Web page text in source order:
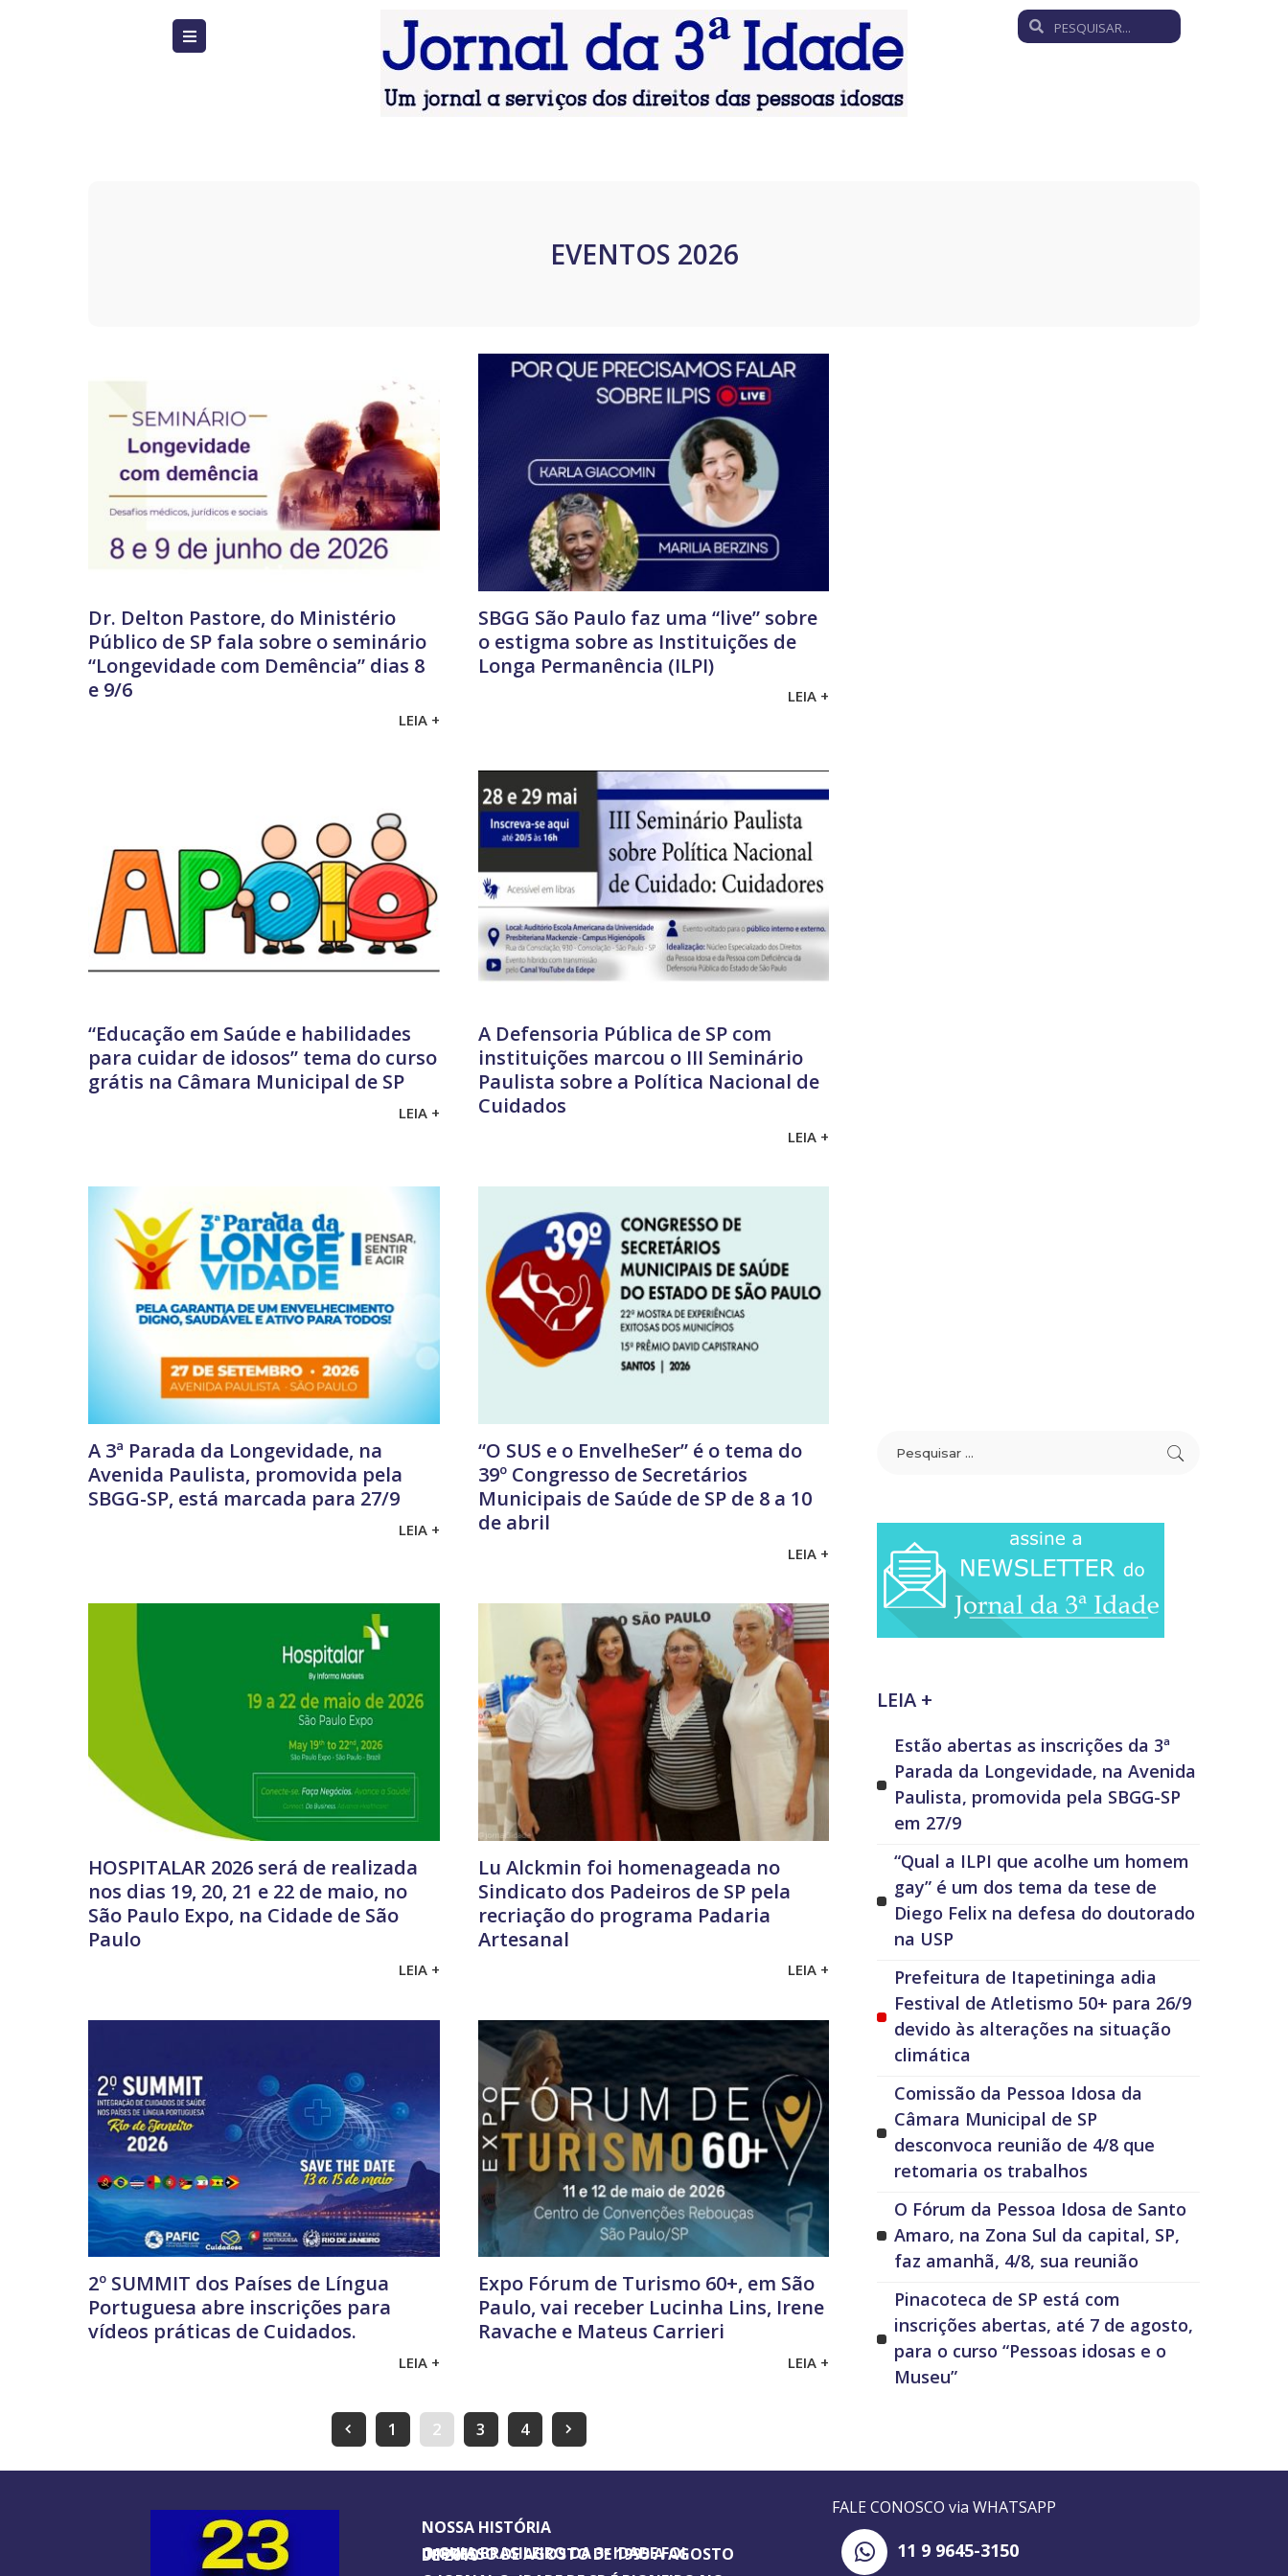
EVENTOS 2026
Dr. Delton Pastore, do Ministério
Público de SP fala sobre o seminário
“Longevidade com Demência” dias 8
e 9/6
LEIA +
SBGG São Paulo faz uma “live” sobre
o estigma sobre as Instituições de
Longa Permanência (ILPI)
LEIA +
“Educação em Saúde e habilidades
para cuidar de idosos” tema do curso
grátis na Câmara Municipal de SP
LEIA +
A Defensoria Pública de SP com
instituições marcou o III Seminário
Paulista sobre a Política Nacional de
Cuidados
LEIA +
A 3ª Parada da Longevidade, na
Avenida Paulista, promovida pela
SBGG-SP, está marcada para 27/9
LEIA +
“O SUS e o EnvelheSer” é o tema do
39º Congresso de Secretários
Municipais de Saúde de SP de 8 a 10
de abril
LEIA +
HOSPITALAR 2026 será de realizada
nos dias 19, 20, 21 e 22 de maio, no
São Paulo Expo, na Cidade de São
Paulo
LEIA +
Lu Alckmin foi homenageada no
Sindicato dos Padeiros de SP pela
recriação do programa Padaria
Artesanal
LEIA +
2º SUMMIT dos Países de Língua
Portuguesa abre inscrições para
vídeos práticas de Cuidados.
LEIA +
Expo Fórum de Turismo 60+, em São
Paulo, vai receber Lucinha Lins, Irene
Ravache e Mateus Carrieri
LEIA +
1 2 3 4
LEIA +
Estão abertas as inscrições da 3ª
Parada da Longevidade, na Avenida
Paulista, promovida pela SBGG-SP
em 27/9
“Qual a ILPI que acolhe um homem
gay” é um dos tema da tese de
Diego Felix na defesa do doutorado
na USP
Prefeitura de Itapetininga adia
Festival de Atletismo 50+ para 26/9
devido às alterações na situação
climática
Comissão da Pessoa Idosa da
Câmara Municipal de SP
desconvoca reunião de 4/8 que
retomaria os trabalhos
O Fórum da Pessoa Idosa de Santo
Amaro, na Zona Sul da capital, SP,
faz amanhã, 4/8, sua reunião
Pinacoteca de SP está com
inscrições abertas, até 7 de agosto,
para o curso “Pessoas idosas e o
Museu”
NOSSA HISTÓRIA
O GUIA BRASILEIRO DA 3ª IDADE FOI IMPRESSO DE AGOSTO DE 1995 A AGOSTO DE 2010
FALE CONOSCO via WHATSAPP
11 9 9645-3150